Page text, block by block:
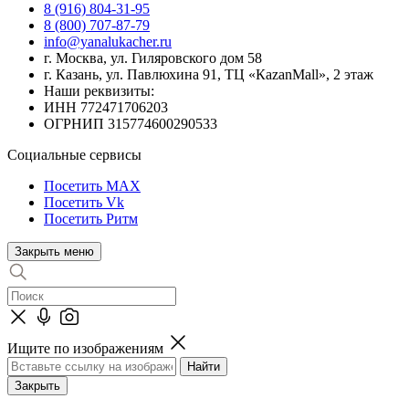
8 (916) 804-31-95
8 (800) 707-87-79
info@yanalukacher.ru
г. Москва, ул. Гиляровского дом 58
г. Казань, ул. Павлюхина 91, ТЦ «КazanMall», 2 этаж
Наши реквизиты:
ИНН 772471706203
ОГРНИП 315774600290533
Социальные сервисы
Посетить MAX
Посетить Vk
Посетить Ритм
Закрыть меню
Ищите по изображениям
Закрыть